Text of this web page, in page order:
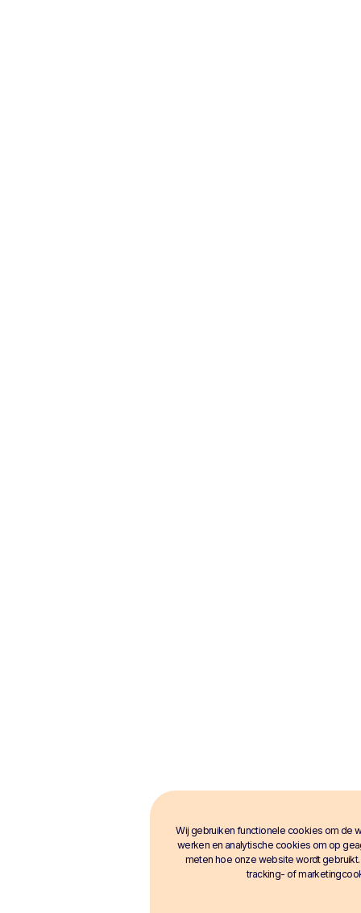
Wij gebruiken functionele cookies om de
werken en analytische cookies om op
meten hoe onze website wordt
tracking- of